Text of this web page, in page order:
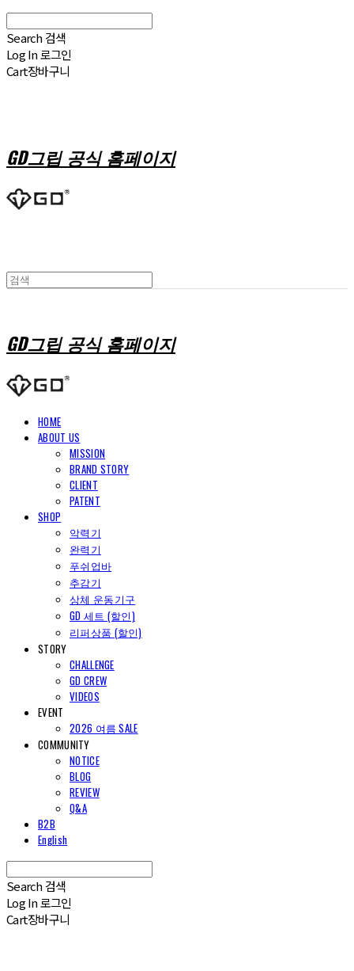
Search 검색
Log In로그인
Cart장바구니
GD그립 공식 홈페이지
GD그립 공식 홈페이지
HOME
ABOUT US
MISSION
BRAND STORY
CLIENT
PATENT
SHOP
악력기
완력기
푸쉬업바
추감기
상체 운동기구
GD 세트 (할인)
리퍼상품 (할인)
STORY
CHALLENGE
GD CREW
VIDEOS
EVENT
2026 여름 SALE
COMMUNITY
NOTICE
BLOG
REVIEW
Q&A
B2B
English
Search 검색
Log In로그인
Cart장바구니